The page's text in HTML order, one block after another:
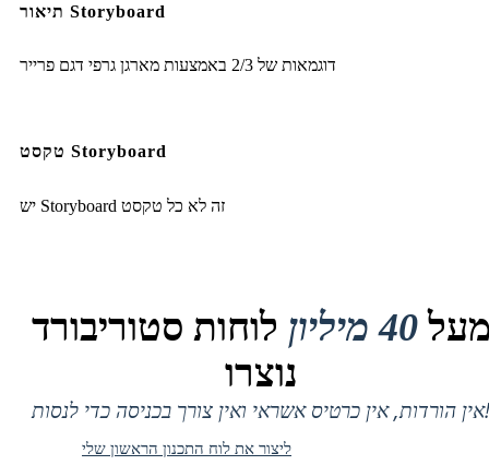
תיאור Storyboard
דוגמאות של 2/3 באמצעות מארגן גרפי דגם פרייר
טקסט Storyboard
יש Storyboard זה לא כל טקסט
40 מיליון
לוחות סטוריבורד
נוצרו
אין הורדות, אין כרטיס אשראי ואין צורך בכניסה כדי לנסות!
ליצור את לוח התכנון הראשון שלי